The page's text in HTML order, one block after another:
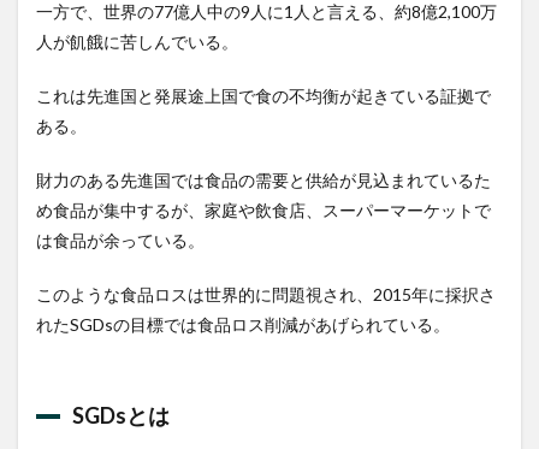
6.1
買う
6.2
作る
保存
7
食品
サー
ビ
フー
ドシ
一方で、世界の77億人中の9人に1人と言える、約8億2,100万
人が飢餓に苦しんでいる。
これは先進国と発展途上国で食の不均衡が起きている証拠で
ある。
財力のある先進国では食品の需要と供給が見込まれているた
め食品が集中するが、家庭や飲食店、スーパーマーケットで
は食品が余っている。
このような食品ロスは世界的に問題視され、2015年に採択さ
れたSGDsの目標では食品ロス削減があげられている。
SGDsとは